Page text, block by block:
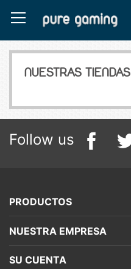
NUESTRAS TIENDAS
Follow us
PRODUCTOS
NUESTRA EMPRESA
SU CUENTA